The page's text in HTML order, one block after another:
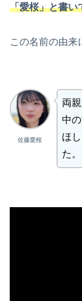
「愛桜」と書い
この名前の由来
佐藤愛桜
両
中
ほ
た。